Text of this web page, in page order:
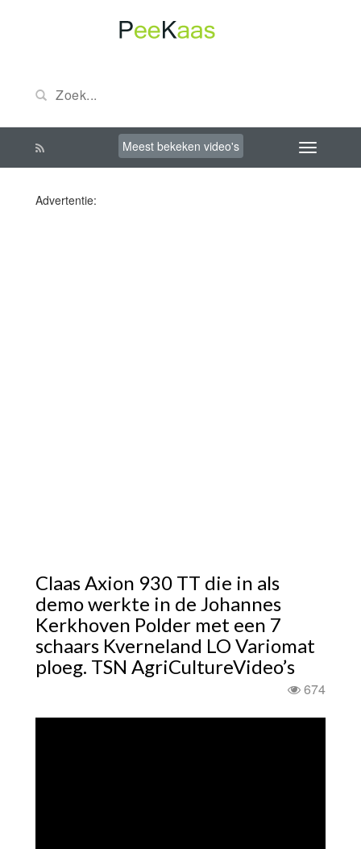
Meest bekeken video's
Advertentie:
Claas Axion 930 TT die in als
demo werkte in de Johannes
Kerkhoven Polder met een 7
schaars Kverneland LO Variomat
ploeg. TSN AgriCultureVideo’s
674